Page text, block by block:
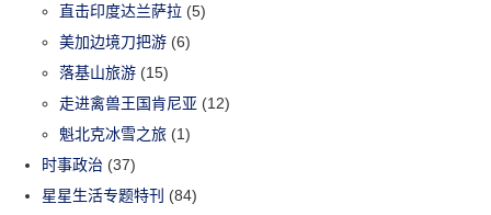
直击印度达兰萨拉 (5)
美加边境刀把游 (6)
落基山旅游 (15)
走进禽兽王国肯尼亚 (12)
魁北克冰雪之旅 (1)
时事政治 (37)
星星生活专题特刊 (84)